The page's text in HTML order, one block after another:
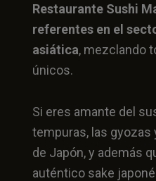
Restaurante Sushi
referentes en el
asiática, mezclando
únicos.
Si eres amante del
tempuras, las
de Japón, y además
auténtico sake